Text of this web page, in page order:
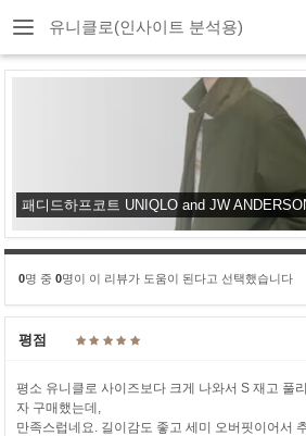
유니클로(인사이트 분석용)
패디드하프코트 UNIQLO and JW
0명 중 0명이 이 리뷰가 도움이 된다고 선택했습니다
평점
평소 유니클로 사이즈보다 크게 나와서 S 재고 풀
자 구매했는데,
만족스럽네요. 길이감도 좋고 세미 오버핏이어서